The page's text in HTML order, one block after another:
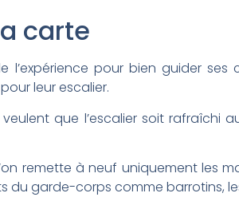
carte
l’expérience pour bien guider
leur escalier.
que l’escalier soit rafraîchi
remette à neuf uniquement les
du garde-corps comme barrotins,